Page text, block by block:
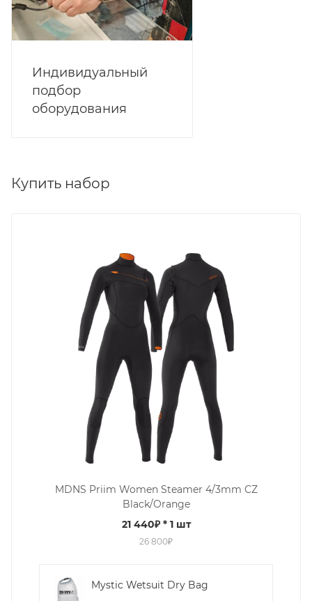
Индивидуальный
подбор
оборудования
Купить набор
MDNS Priim Women Steamer 4/3mm CZ
Black/Orange
21 440₽* 1 шт
26 800₽
Mystic Wetsuit Dry Bag